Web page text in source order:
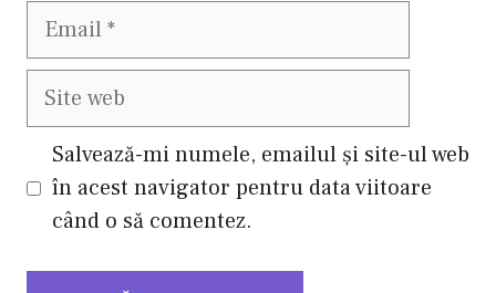
Email
Site
Salvează-mi numele, emailul și site-ul web
în acest navigator pentru data viitoare
când o să comentez.